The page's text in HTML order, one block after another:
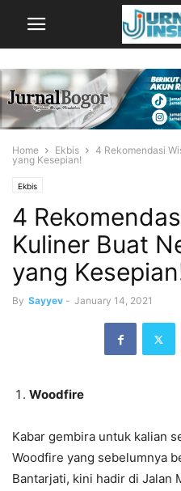
Home Ekbis
4 Rekomendasi
yang Kesepian!
Ekbis
4
Kuliner Buat
yang
By Sayyev - January 14, 2021
Woodfire
Kabar gembira untuk kalian
Woodfire yang sebelumnya
Bantarjati, kini hadir di Jalan